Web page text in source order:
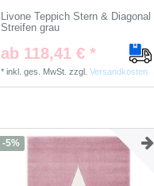
Livone Teppich Stern & Diagonal
Streifen grau
ab 118,41 € *
*inkl. ges. MwSt. zzgl.Versandkosten
-5%